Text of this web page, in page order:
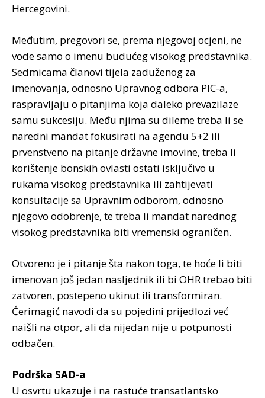
Hercegovini.
Međutim, pregovori se, prema njegovoj ocjeni, ne
vode samo o imenu budućeg visokog predstavnika.
Sedmicama članovi tijela zaduženog za
imenovanja, odnosno Upravnog odbora PIC-a,
raspravljaju o pitanjima koja daleko prevazilaze
samu sukcesiju. Među njima su dileme treba li se
naredni mandat fokusirati na agendu 5+2 ili
prvenstveno na pitanje državne imovine, treba li
korištenje bonskih ovlasti ostati isključivo u
rukama visokog predstavnika ili zahtijevati
konsultacije sa Upravnim odborom, odnosno
njegovo odobrenje, te treba li mandat narednog
visokog predstavnika biti vremenski ograničen.
Otvoreno je i pitanje šta nakon toga, te hoće li biti
imenovan još jedan nasljednik ili bi OHR trebao biti
zatvoren, postepeno ukinut ili transformiran.
Ćerimagić navodi da su pojedini prijedlozi već
naišli na otpor, ali da nijedan nije u potpunosti
odbačen.
Podrška SAD-a
U osvrtu ukazuje i na rastuće transatlantsko